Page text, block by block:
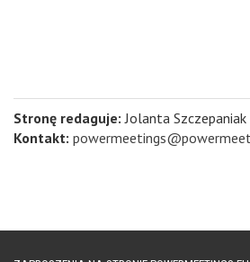
Stronę redaguje: Jolanta Szczepaniak
Kontakt: